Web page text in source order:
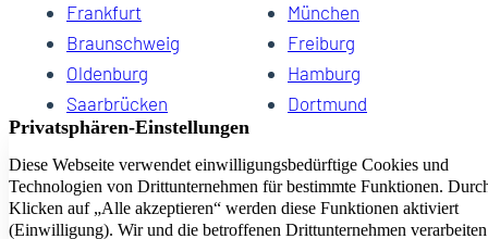
Frankfurt
München
Braunschweig
Freiburg
Oldenburg
Hamburg
Saarbrücken
Dortmund
Hannover
Dresden
Kiel
Wuppertal
Bremen